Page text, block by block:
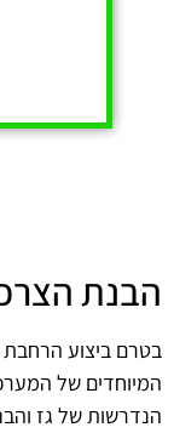
הבנת
בטרם ביצוע הרחבת
המיוחדים של
הנדרשות של גז